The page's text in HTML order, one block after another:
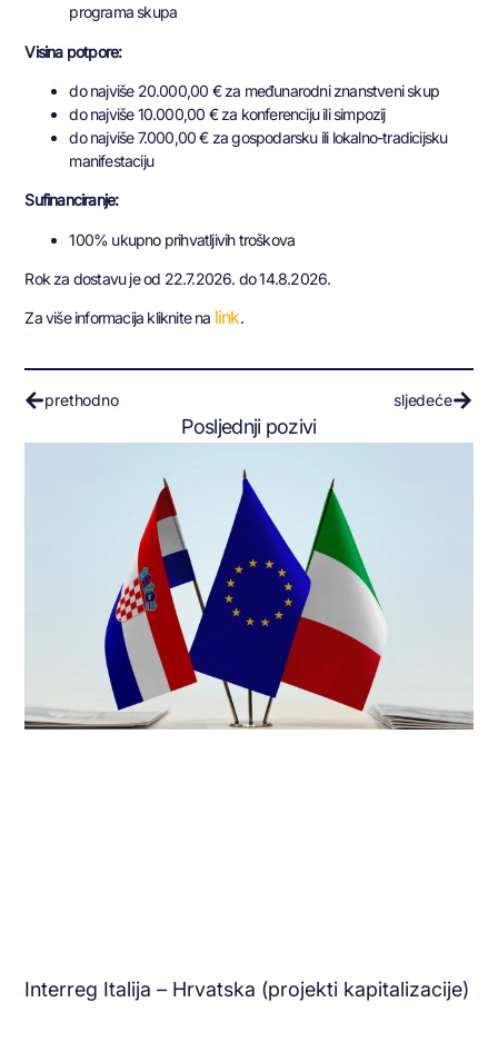
programa skupa
Visina potpore:
do najviše 20.000,00 € za međunarodni znanstveni skup
do najviše 10.000,00 € za konferenciju ili simpozij
do najviše 7.000,00 € za gospodarsku ili lokalno-tradicijsku
manifestaciju
Sufinanciranje:
100% ukupno prihvatljivih troškova
Rok za dostavu je od 22.7.2026. do 14.8.2026.
Za više informacija kliknite na link.
prethodno sljedeće
Posljednji pozivi
Interreg Italija – Hrvatska (projekti kapitalizacije)